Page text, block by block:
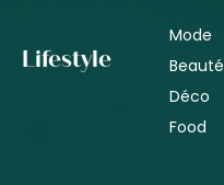
Lifestyle
Mode
Beauté
Déco
Food